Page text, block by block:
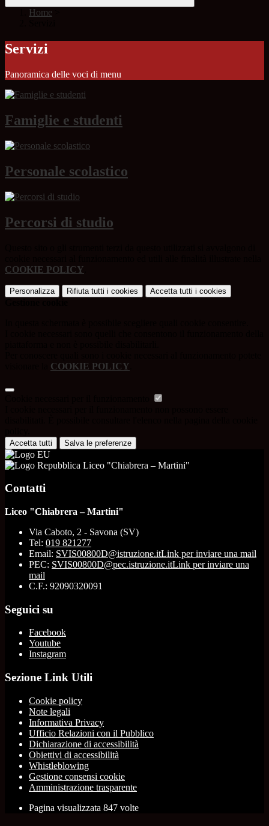
Home
Servizi
Panoramica delle voci di menu
Famiglie e studenti
Personale scolastico
Percorsi di studio
COOKIE POLICY
Personalizza Rifiuta tutti i cookies Accetta tutti i cookies
COOKIE POLICY
Accetta tutti Salva le preferenze
Liceo "Chiabrera – Martini"
Contatti
Liceo "Chiabrera – Martini"
Via Caboto, 2 - Savona (SV)
Tel: 019 821277
Email: SVIS00800D@istruzione.itLink per inviare una mail
PEC: SVIS00800D@pec.istruzione.itLink per inviare una
mail
C.F.: 92090320091
Seguici su
Facebook
Youtube
Instagram
Sezione Link Utili
Cookie policy
Note legali
Informativa Privacy
Ufficio Relazioni con il Pubblico
Dichiarazione di accessibilità
Obiettivi di accessibilità
Whistleblowing
Gestione consensi cookie
Amministrazione trasparente
Pagina visualizzata 847 volte